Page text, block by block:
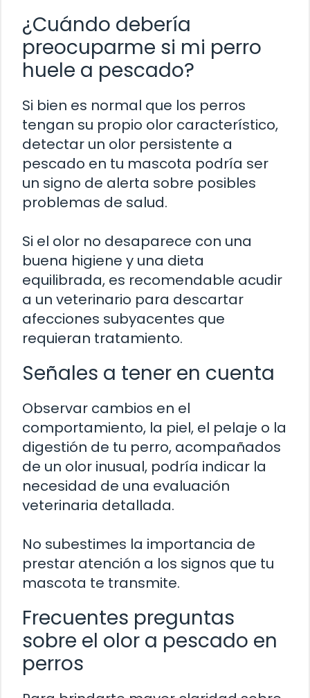
¿Cuándo debería
preocuparme si mi perro
huele a pescado?
Si bien es normal que los perros
tengan su propio olor característico,
detectar un olor persistente a
pescado en tu mascota podría ser
un signo de alerta sobre posibles
problemas de salud.
Si el olor no desaparece con una
buena higiene y una dieta
equilibrada, es recomendable acudir
a un veterinario para descartar
afecciones subyacentes que
requieran tratamiento.
Señales a tener en cuenta
Observar cambios en el
comportamiento, la piel, el pelaje o la
digestión de tu perro, acompañados
de un olor inusual, podría indicar la
necesidad de una evaluación
veterinaria detallada.
No subestimes la importancia de
prestar atención a los signos que tu
mascota te transmite.
Frecuentes preguntas
sobre el olor a pescado en
perros